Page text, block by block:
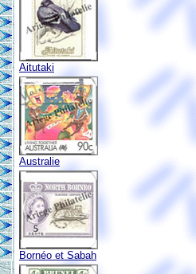
Aitutaki
Australie
Bornéo et Sabah